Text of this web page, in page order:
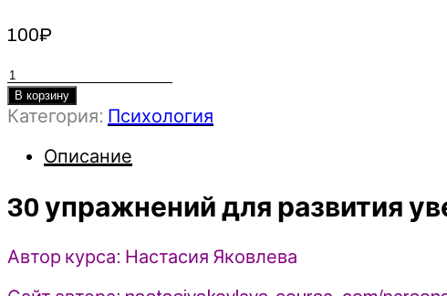
100₽
Количество
товара
30
для
уверенности
себе
-
Настасия
В корзину
Категория: Психология
Описание
30 упражнений для развития
Автор курса: Настасия Яковлева